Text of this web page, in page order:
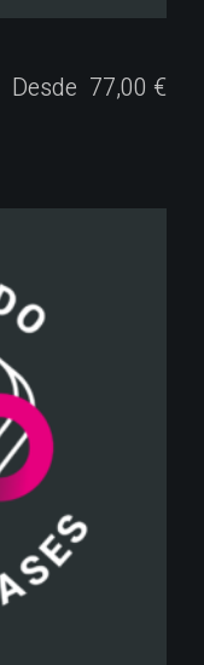
Desde 77,00 €